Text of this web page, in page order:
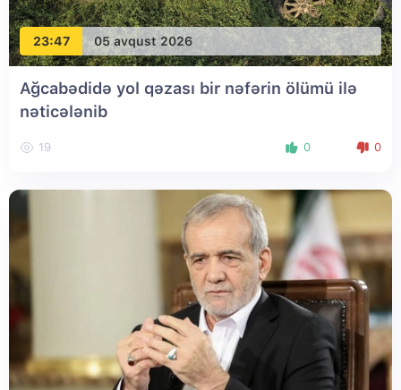
23:47 05 avqust 2026
Ağcabədidə yol qəzası bir nəfərin ölümü ilə
nəticələnib
19 0 0